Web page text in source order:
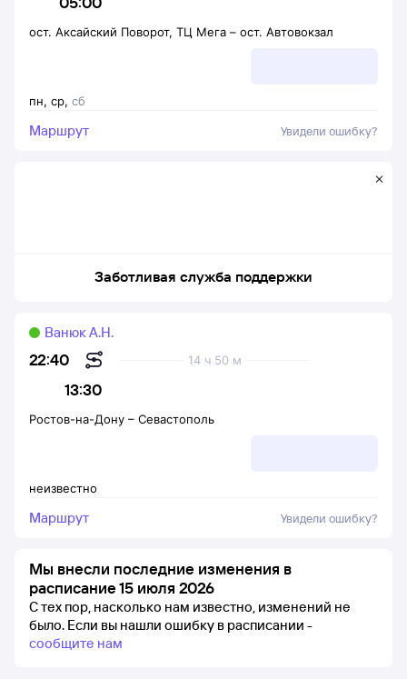
пн, ср, сб
ост. Аксайский Поворот, ТЦ Мега – ост. Автовокзал
Маршрут Увидели ошибку?
Заботливая служба поддержки
22:40
13:30
14 ч 50 м
Ванюк А.Н.
неизвестно
Ростов-на-Дону – Севастополь
Маршрут Увидели ошибку?
Мы внесли последние изменения в
расписание 15 июля 2026
С тех пор, насколько нам известно, изменений не
было. Если вы нашли ошибку в расписании -
сообщите нам